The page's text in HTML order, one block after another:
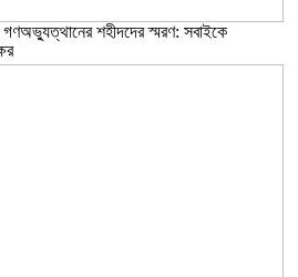
শহীদদের স্মরণ: সবাইকে